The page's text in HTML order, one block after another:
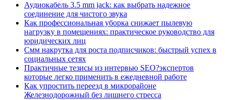
Аудиокабель 3.5 mm jack: как выбрать надежное
соединение для чистого звука
Как профессиональная уборка снижает пылевую
нагрузку в помещениях: практическое руководство для
юридических лиц
Смм накрутка для роста подписчиков: быстрый успех в
социальных сетях
Практичные тезисы из интервью SEO?экспертов
которые легко применить в ежедневной работе
Как упростить переезд в микрорайоне
Железнодорожный без лишнего стресса